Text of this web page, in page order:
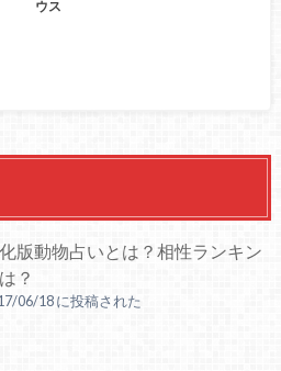
ウス
版動物占いとは？相性ランキン
？
06/18 に投稿された